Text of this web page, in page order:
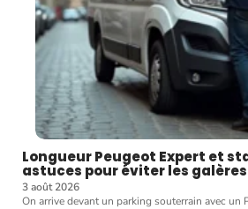
Longueur Peugeot Expert et
astuces pour éviter les galères
3 août 2026
On arrive devant un parking souterrain avec un